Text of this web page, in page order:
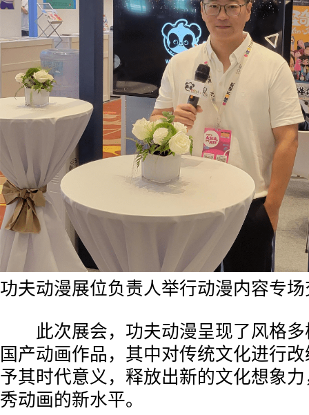
功夫动漫展位负责人举行动漫内容专
此次展会，功夫动漫呈现了风格多
国产动画作品，其中对传统文化进行
予其时代意义，释放出新的文化想象
秀动画的新水平。